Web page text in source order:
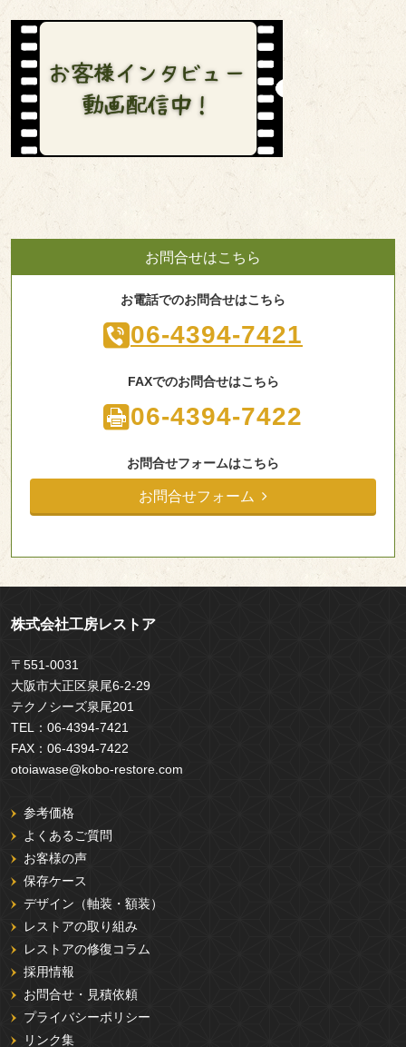
お問合せはこちら
お電話でのお問合せはこちら
06-4394-7421
FAXでのお問合せはこちら
06-4394-7422
お問合せフォームはこちら
お問合せフォーム
株式会社工房レストア
〒551-0031
大阪市大正区泉尾6-2-29
テクノシーズ泉尾201
TEL： 06-4394-7421
FAX： 06-4394-7422
otoiawase@kobo-restore.com
参考価格
よくあるご質問
お客様の声
保存ケース
デザイン（軸装・額装）
レストアの取り組み
レストアの修復コラム
採用情報
お問合せ・見積依頼
プライバシーポリシー
リンク集